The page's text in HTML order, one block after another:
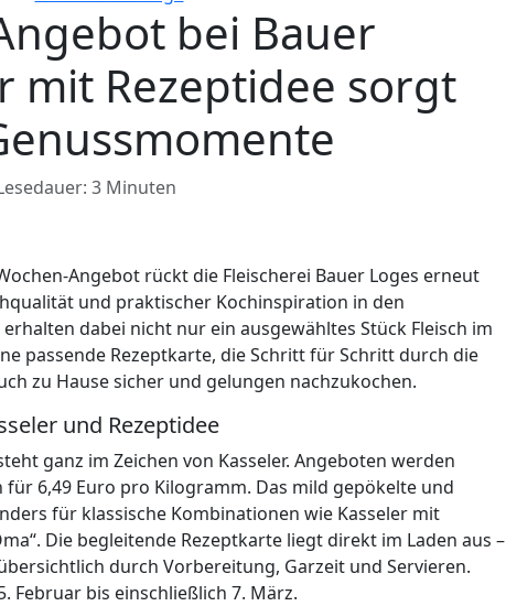
bei Bauer
mit Rezeptidee sorgt
3 Minuten
Angebot rückt die Fleischerei Bauer Loges erneut
und praktischer Kochinspiration in den
dabei nicht nur ein ausgewähltes Stück Fleisch im
passende Rezeptkarte, die Schritt für Schritt durch die
zu Hause sicher und gelungen nachzukochen.
und Rezeptidee
ganz im Zeichen von Kasseler. Angeboten werden
für 6,49 Euro pro Kilogramm. Das mild gepökelte und
für klassische Kombinationen wie Kasseler mit
Die begleitende Rezeptkarte liegt direkt im Laden aus –
durch Vorbereitung, Garzeit und Servieren.
Februar bis einschließlich 7. März.